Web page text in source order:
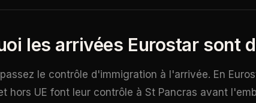
les arrivées Eurostar sont
le contrôle d'immigration à l'arrivée. En
hors UE font leur contrôle à St Pancras avant